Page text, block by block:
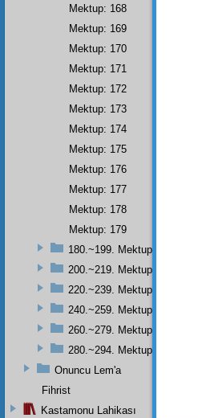
Mektup: 168
Mektup: 169
Mektup: 170
Mektup: 171
Mektup: 172
Mektup: 173
Mektup: 174
Mektup: 175
Mektup: 176
Mektup: 177
Mektup: 178
Mektup: 179
180.~199. Mektuplar
200.~219. Mektuplar
220.~239. Mektuplar
240.~259. Mektuplar
260.~279. Mektuplar
280.~294. Mektuplar
Onuncu Lem'a
Fihrist
Kastamonu Lahikası